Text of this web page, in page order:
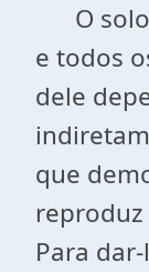
O solo
e todos
dele
que
reproduz
Para